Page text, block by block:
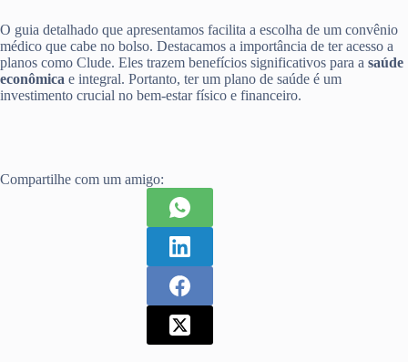
O guia detalhado que apresentamos facilita a escolha de um convênio
médico que cabe no bolso. Destacamos a importância de ter acesso a
planos como Clude. Eles trazem benefícios significativos para a saúde
econômica e integral. Portanto, ter um plano de saúde é um
investimento crucial no bem-estar físico e financeiro.
Compartilhe com um amigo: